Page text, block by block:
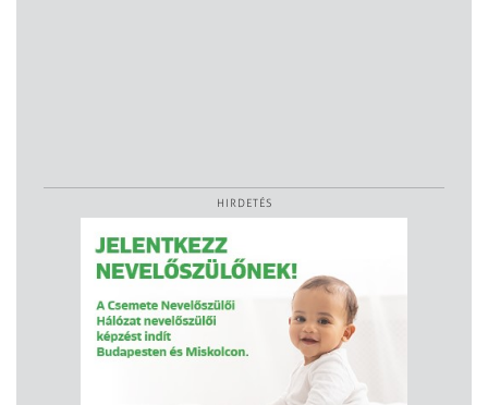
HIRDETÉS